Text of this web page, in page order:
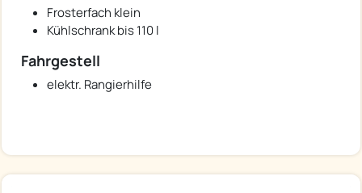
Frosterfach klein
Kühlschrank bis 110 l
Fahrgestell
elektr. Rangierhilfe